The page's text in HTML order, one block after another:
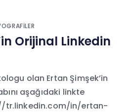
Orijinal Linkedin
olan Ertan Şimşek’in
aşağıdaki linkte
tr.linkedin.com/in/ertan-